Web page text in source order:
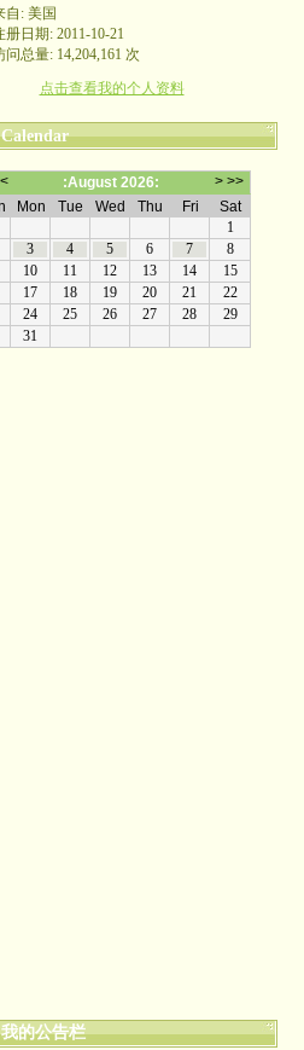
自: 美国
册日期: 2011-10-21
问总量: 14,204,161 次
点击查看我的个人资料
Calendar
我的公告栏
哪裡有自由，哪裡就是祖國